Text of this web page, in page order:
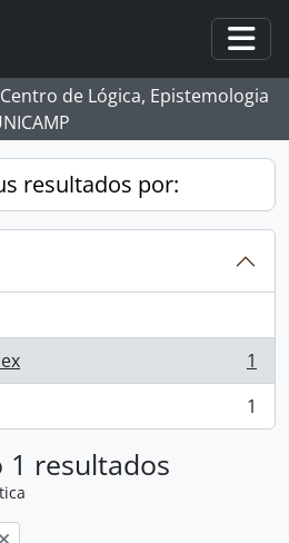
de Lógica, Epistemologia
resultados por:
1
1
1 resultados